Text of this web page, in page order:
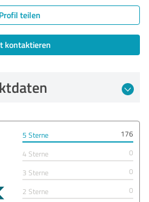
Profil teilen
kontaktieren
5 Sterne
176
4 Sterne
0
3 Sterne
0
2 Sterne
0